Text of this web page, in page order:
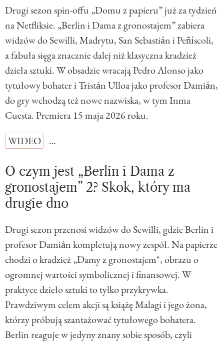
Drugi sezon spin-offu „Domu z papieru” już za tydzień
na Netfliksie. „Berlin i Dama z gronostajem” zabiera
widzów do Sewilli, Madrytu, San Sebastián i Peñíscoli,
a fabuła sięga znacznie dalej niż klasyczna kradzież
dzieła sztuki. W obsadzie wracają Pedro Alonso jako
tytułowy bohater i Tristán Ulloa jako profesor Damián,
do gry wchodzą też nowe nazwiska, w tym Inma
Cuesta. Premiera 15 maja 2026 roku.
WIDEO
…
O czym jest „Berlin i Dama z
gronostajem” 2? Skok, który ma
drugie dno
Drugi sezon przenosi widzów do Sewilli, gdzie Berlin i
profesor Damián kompletują nowy zespół. Na papierze
chodzi o kradzież „Damy z gronostajem", obrazu o
ogromnej wartości symbolicznej i finansowej. W
praktyce dzieło sztuki to tylko przykrywka.
Prawdziwym celem akcji są książę Malagi i jego żona,
którzy próbują szantażować tytułowego bohatera.
Berlin reaguje w jedyny znany sobie sposób, czyli